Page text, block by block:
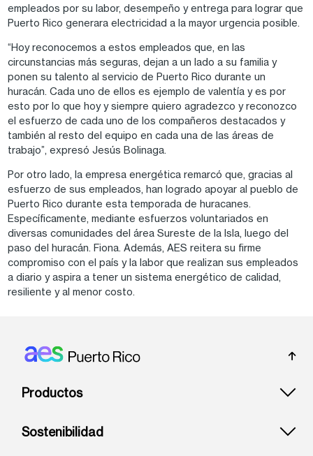
empleados por su labor, desempeño y entrega para lograr que
Puerto Rico generara electricidad a la mayor urgencia posible.
“Hoy reconocemos a estos empleados que, en las
circunstancias más seguras, dejan a un lado a su familia y
ponen su talento al servicio de Puerto Rico durante un
huracán. Cada uno de ellos es ejemplo de valentía y es por
esto por lo que hoy y siempre quiero agradezco y reconozco
el esfuerzo de cada uno de los compañeros destacados y
también al resto del equipo en cada una de las áreas de
trabajo”, expresó Jesús Bolinaga.
Por otro lado, la empresa energética remarcó que, gracias al
esfuerzo de sus empleados, han logrado apoyar al pueblo de
Puerto Rico durante esta temporada de huracanes.
Específicamente, mediante esfuerzos voluntariados en
diversas comunidades del área Sureste de la Isla, luego del
paso del huracán. Fiona. Además, AES reitera su firme
compromiso con el país y la labor que realizan sus empleados
a diario y aspira a tener un sistema energético de calidad,
resiliente y al menor costo.
Footer: Puerto rico
Productos
Sostenibilidad